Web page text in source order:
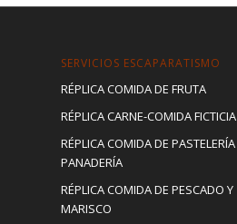
SERVICIOS ESCAPARATISMO
RÉPLICA COMIDA DE FRUTA
RÉPLICA CARNE-COMIDA FICTICIA
RÉPLICA COMIDA DE PASTELERÍA
PANADERÍA
RÉPLICA COMIDA DE PESCADO Y
MARISCO